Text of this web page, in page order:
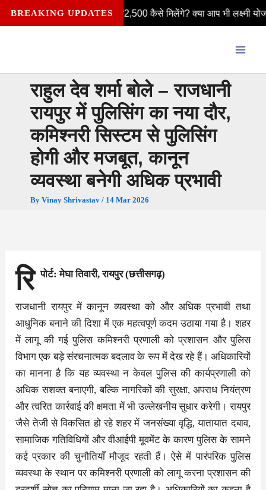
Skip
to
BREAKING UPDATES
को हर महीने ₹2,500 कैसे मिलेंगे? क्या आप भी लक्ष्मी योजना की पात्र
राहुल देव शर्मा बोले – राजधानी
रायपुर में पुलिसिंग का नया दौर,
कमिश्नरी सिस्टम से पुलिसिंग
होगी और मजबूत, कानून
व्यवस्था बनेगी अधिक प्रभावी
By Vinay Shrivastav / 14 Mar 2026
रि पोर्ट: मेघा तिवारी, रायपुर (छत्तीसगढ़)
राजधानी रायपुर में कानून व्यवस्था को और अधिक प्रभावी तथा
आधुनिक बनाने की दिशा में एक महत्वपूर्ण कदम उठाया गया है। शहर
में लागू की गई पुलिस कमिश्नरी प्रणाली को प्रशासन और पुलिस
विभाग एक बड़े संरचनात्मक बदलाव के रूप में देख रहे हैं। अधिकारियों
का मानना है कि यह व्यवस्था न केवल पुलिस की कार्यप्रणाली को
अधिक सशक्त बनाएगी, बल्कि नागरिकों की सुरक्षा, अपराध नियंत्रण
और त्वरित कार्रवाई की क्षमता में भी उल्लेखनीय सुधार करेगी। रायपुर
जैसे तेजी से विकसित हो रहे शहर में जनसंख्या वृद्धि, यातायात दबाव,
सामाजिक गतिविधियों और वीआईपी मूवमेंट के कारण पुलिस के सामने
कई प्रकार की चुनौतियाँ मौजूद रहती हैं। ऐसे में पारंपरिक पुलिस
व्यवस्था के स्थान पर कमिश्नरी प्रणाली को लागू करना प्रशासन की